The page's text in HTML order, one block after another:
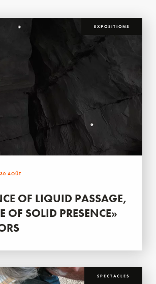
EXPOSITIONS
AOÛT
OF LIQUID PASSAGE,
OF SOLID PRESENCE»
SPECTACLES